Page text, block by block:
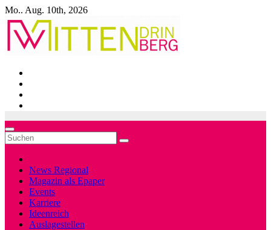
Zum
Inhalt
springen
Mo.. Aug. 10th, 2026
News Regional
Magazin als Epaper
Events
Karriere
Ideenreich
Auslagestellen